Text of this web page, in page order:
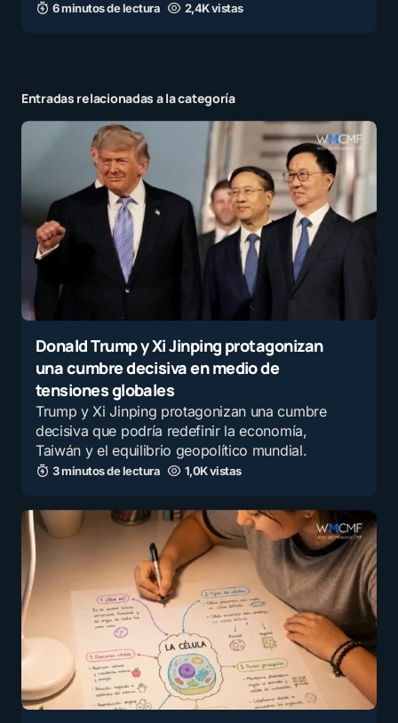
6 minutos de lectura 2,4K vistas
Entradas relacionadas a la categoría
Donald Trump y Xi Jinping protagonizan
una cumbre decisiva en medio de
tensiones globales
Trump y Xi Jinping protagonizan una cumbre
decisiva que podría redefinir la economía,
Taiwán y el equilibrio geopolítico mundial.
3 minutos de lectura 1,0K vistas